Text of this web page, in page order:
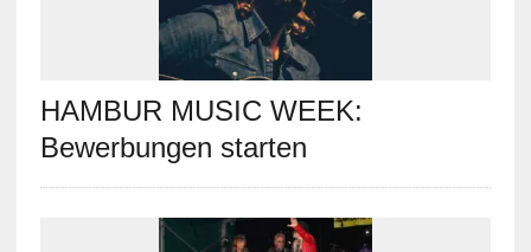
HAMBUR MUSIC WEEK:
Bewerbungen starten